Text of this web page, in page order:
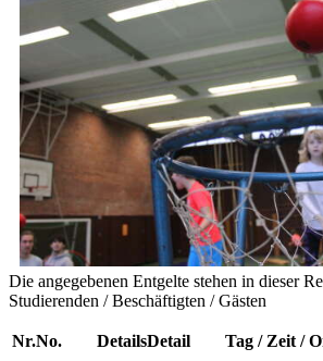
Die angegebenen Entgelte stehen in dieser
Studierenden / Beschäftigten / Gästen
Nr.No. DetailsDetail Tag / Zeit /